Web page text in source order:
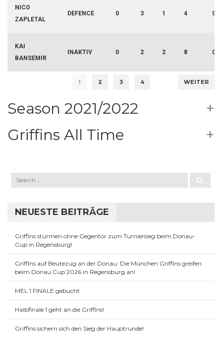
NICO
ZAPLETAL
DEFENCE 0 3 1 4 0
KAI
BANSEMIR
INAKTIV 0 2 2 8 0
1 2 3 4 WEITER
Season 2021/2022
Griffins All Time
NEUESTE BEITRÄGE
Griffins stürmen ohne Gegentor zum Turniersieg beim Donau-
Cup in Regensburg!
Griffins auf Beutezug an der Donau: Die München Griffins greifen
beim Donau Cup 2026 in Regensburg an!
MEL 1 FINALE gebucht
Halbfinale 1 geht an die Griffins!
Griffins sichern sich den Sieg der Hauptrunde!